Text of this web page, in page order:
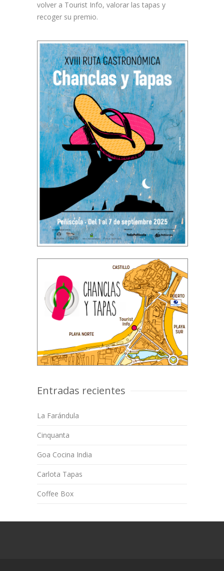
volver a Tourist Info, valorar las tapas y
recoger su premio.
Entradas recientes
La Farándula
Cinquanta
Goa Cocina India
Carlota Tapas
Coffee Box